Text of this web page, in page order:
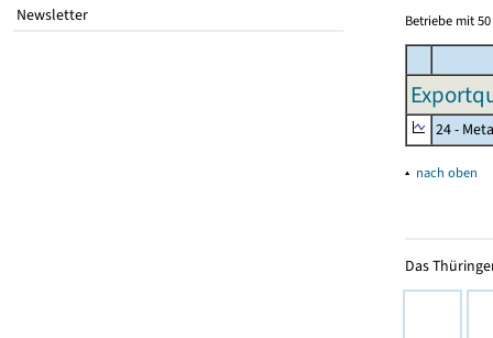
Newsletter
Betriebe mit
24 -
▴ nach oben
Das